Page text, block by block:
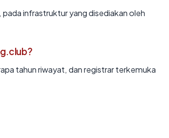
pada infrastruktur yang disediakan oleh
tahun riwayat, dan registrar terkemuka